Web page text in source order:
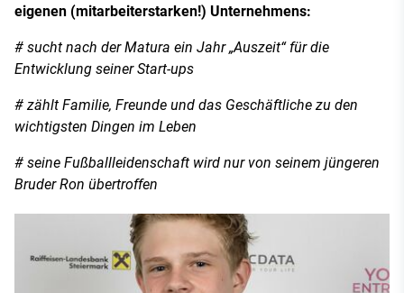
eigenen (mitarbeiterstarken!) Unternehmens:
# sucht nach der Matura ein Jahr „Auszeit“ für die
Entwicklung seiner Start-ups
# zählt Familie, Freunde und das Geschäftliche zu den
wichtigsten Dingen im Leben
# seine Fußballleidenschaft wird nur von seinem jüngeren
Bruder Ron übertroffen